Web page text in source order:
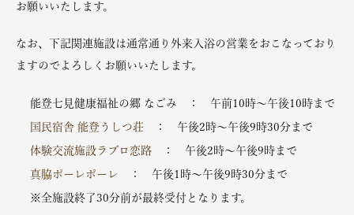
お願いいたします。
なお、下記関連施設は通常通り外来入浴の営業をおこなっており
ますのでよろしくお願いいたします。
能登七見健康福祉の郷 なごみ ： 午前10時～午後10時まで
国民宿舎 能登うしつ荘 ： 午後2時～午後9時30分まで
体験交流施設ラブロ恋路 ： 午後2時～午後9時まで
真脇ポーレポーレ ： 午後1時～午後9時30分まで
※全施設終了30分前が最終受付となります。